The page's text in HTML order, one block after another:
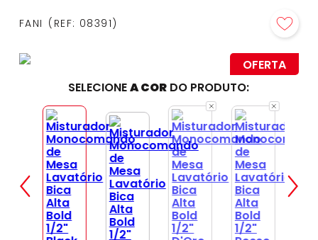
FANI REF: 08391
OFERTA
SELECIONEA COR DO PRODUTO: